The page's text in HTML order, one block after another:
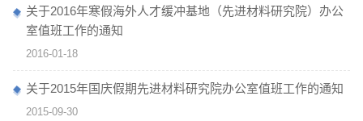
关于2016年寒假海外人才缓冲基地（先进材料研究院）办公
室值班工作的通知
2016-01-18
关于2015年国庆假期先进材料研究院办公室值班工作的通知
2015-09-30